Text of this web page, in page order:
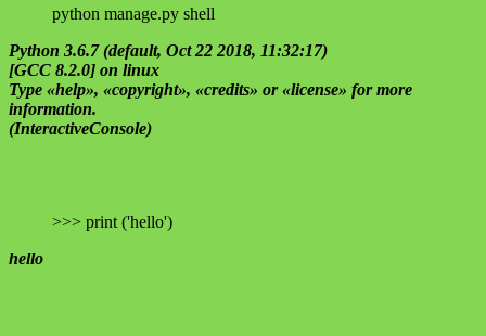
python manage.py shell
Python 3.6.7 (default, Oct 22 2018, 11:32:17)
[GCC 8.2.0] on linux
Type «help», «copyright», «credits» or «license» for more
information.
(InteractiveConsole)
>>> print ('hello')
hello